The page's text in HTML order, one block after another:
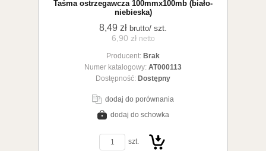
koszyka
Taśma ostrzegawcza 100mmx100mb (biało-
niebieska)
8,49 zł brutto/ szt.
6,90 zł netto
Producent: Brak
Numer katalogowy: AT000113
Dostępność: Dostępny
dodaj do porównania
dodaj do schowka
szt.